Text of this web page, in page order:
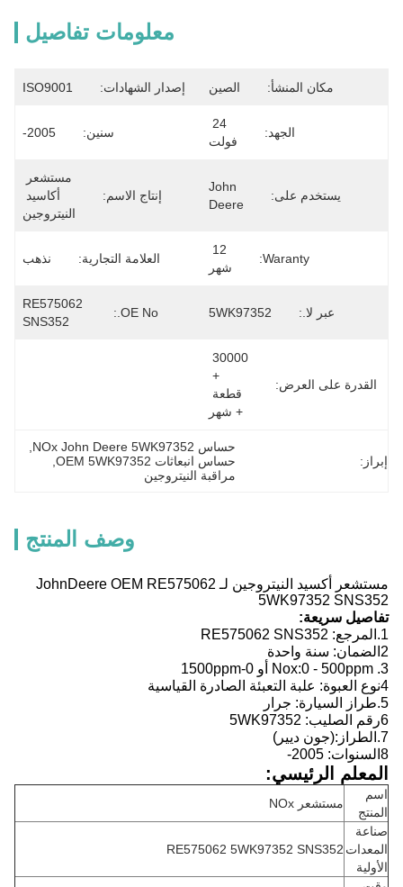
معلومات تفاصيل
مكان المنشأ: الصين إصدار الشهادات: ISO9001
الجهد:
فولت
سنين: 2005-
يستخدم على:
John
Deere
إنتاج الاسم:
النيتروجين
Waranty:
شهر
العلامة التجارية: نذهب
عبر لا.: 5WK97352
OE No.:
RE575062
SNS352
القدرة على العرض:
+ شهر
إبراز:
حساس NOx John Deere 5WK97352
حساس انبعاثات OEM 5WK97352
مراقبة النيتروجين
وصف المنتج
مستشعر أكسيد النيتروجين لـ JohnDeere OEM RE575062
5WK97352 SNS352
تفاصيل سريعة:
1. المرجع: RE575062 SNS352
2الضمان: سنة واحدة
3. Nox:0 - 500ppm أو 0-1500ppm
4نوع العبوة: علبة التعبئة الصادرة القياسية
5. طراز السيارة: جرار
6رقم الصليب: 5WK97352
7. الطراز:(جون ديير)
8السنوات:
2005-
المعلم الرئيسي:
اسم
المنتج
مستشعر NOx
صناعة
المعدات
الأولية
RE575062 5WK97352 SNS352